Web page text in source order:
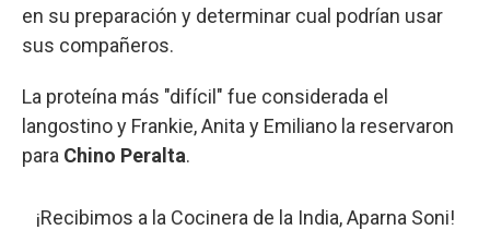
en su preparación y determinar cual podrían usar
sus compañeros.
La proteína más "difícil" fue considerada el
langostino y Frankie, Anita y Emiliano la reservaron
para Chino Peralta.
¡Recibimos a la Cocinera de la India, Aparna Soni!